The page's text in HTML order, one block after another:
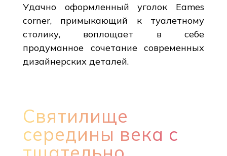
Удачно оформленный уголок Eames
corner, примыкающий к туалетному
столику, воплощает в себе
продуманное сочетание современных
дизайнерских деталей.
Святилище
середины века с